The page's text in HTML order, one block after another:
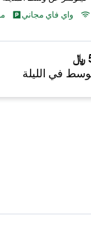
واي فاي مجاني
في الليلة